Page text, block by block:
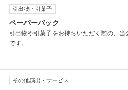
引出物・引菓子
ペーパーバック
引出物や引菓子をお持ちいただく際の、
です。
その他演出・サービス